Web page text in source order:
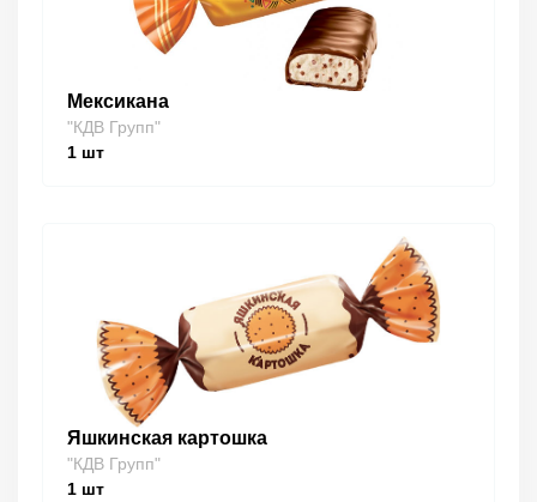
Мексикана
"КДВ Групп"
1 шт
Яшкинская картошка
"КДВ Групп"
1 шт